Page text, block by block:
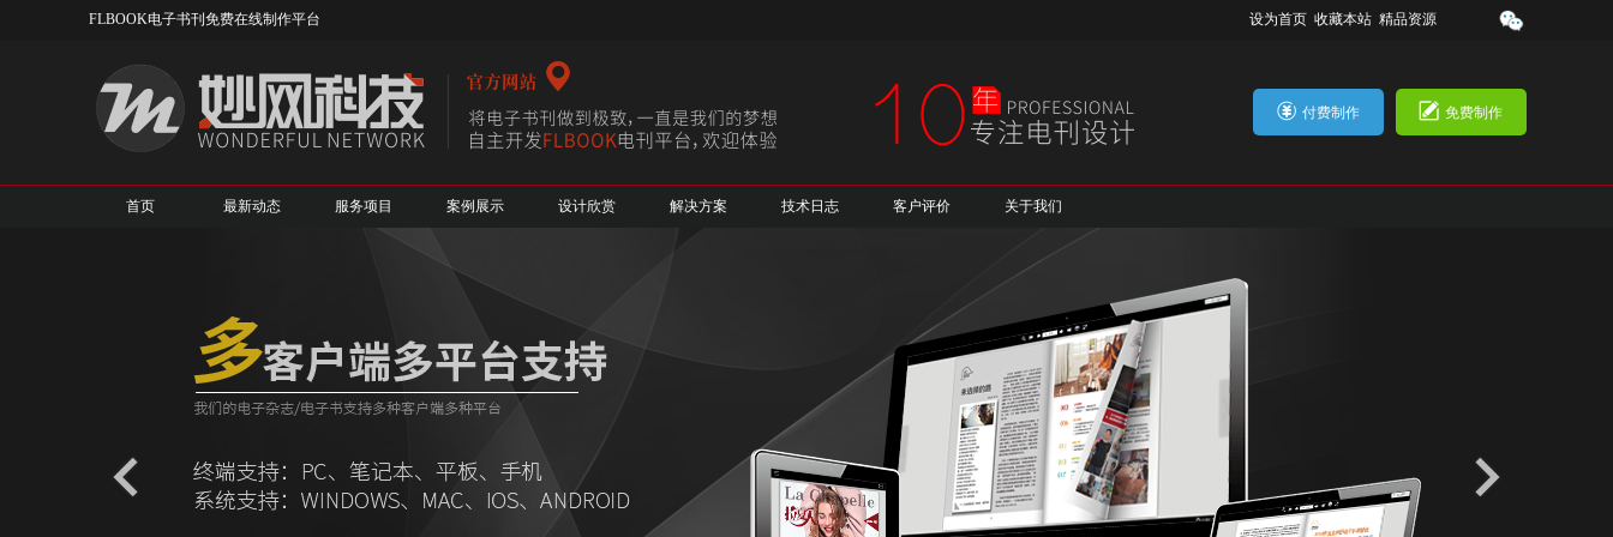
FLBOOK电子书刊免费在线制作平台 设为首页 收藏本站 精品资源
免费制作
付费制作
首页 最新动态 服务项目 案例展示 设计欣赏 解决方案 技术日志 客户评价 关于我们